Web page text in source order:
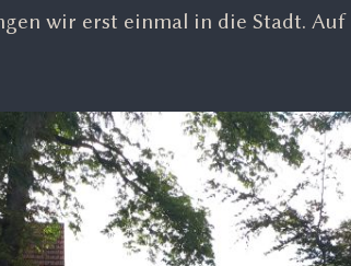
wir erst einmal in die Stadt. Auf